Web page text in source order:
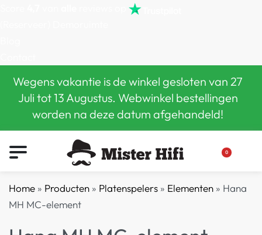
Wegens vakantie is de winkel gesloten van 27
Juli tot 13 Augustus. Webwinkel bestellingen
worden na deze datum afgehandeld!
0
Home » Producten » Platenspelers » Elementen » Hana
MH MC-element